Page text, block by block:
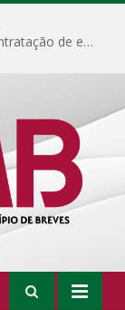
DISPENSA DE LICITAÇÃO Nº 003/2026 ( Contratação de empresa para fornecimento de gêneros alimentícios não perecíveis, materiais de expediente, descartáveis, copa e cozinha, para análise e posterior publicação.)